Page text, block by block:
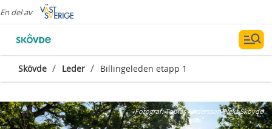
En del av
Skövde / Leder / Billingeleden etapp 1
Fotograf:Tobias Andersson/Next Skövde